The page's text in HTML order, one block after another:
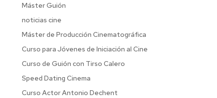
Máster Guión
noticias cine
Máster de Producción Cinematográfica
Curso para Jóvenes de Iniciación al Cine
Curso de Guión con Tirso Calero
Speed Dating Cinema
Curso Actor Antonio Dechent